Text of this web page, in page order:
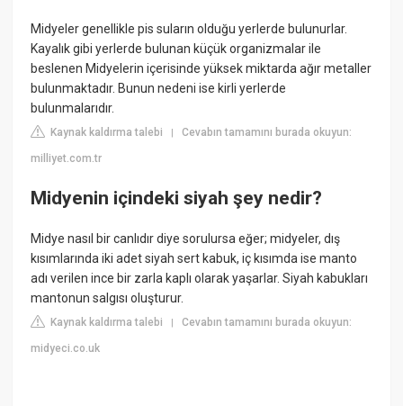
Midyeler genellikle pis suların olduğu yerlerde bulunurlar.
Kayalık gibi yerlerde bulunan küçük organizmalar ile
beslenen Midyelerin içerisinde yüksek miktarda ağır metaller
bulunmaktadır. Bunun nedeni ise kirli yerlerde
bulunmalarıdır.
Kaynak kaldırma talebi |Cevabın tamamını burada okuyun:
milliyet.com.tr
Midyenin içindeki siyah şey nedir?
Midye nasıl bir canlıdır diye sorulursa eğer; midyeler, dış
kısımlarında iki adet siyah sert kabuk, iç kısımda ise manto
adı verilen ince bir zarla kaplı olarak yaşarlar. Siyah kabukları
mantonun salgısı oluşturur.
Kaynak kaldırma talebi |Cevabın tamamını burada okuyun:
midyeci.co.uk